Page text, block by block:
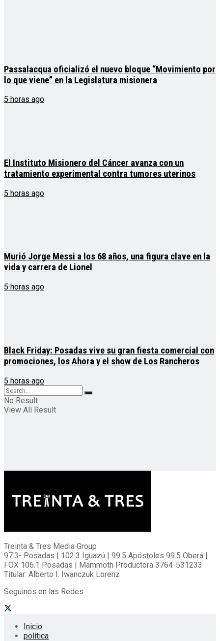
Passalacqua oficializó el nuevo bloque “Movimiento por
lo que viene” en la Legislatura misionera
5 horas ago
El Instituto Misionero del Cáncer avanza con un
tratamiento experimental contra tumores uterinos
5 horas ago
Murió Jorge Messi a los 68 años, una figura clave en la
vida y carrera de Lionel
5 horas ago
Black Friday: Posadas vive su gran fiesta comercial con
promociones, los Ahora y el show de Los Rancheros
5 horas ago
No Result
View All Result
Treinta & Tres Media Group
97.3- Posadas | 102.3 Iguazú | 99.5 Apóstoles 99.5 Oberá |
FOX 106.1 Posadas | Mammoth Productora 3764-531233
Titular: Alberto I. Iwanczuk Lorenz
Seguinos en las Redes
Inicio
política